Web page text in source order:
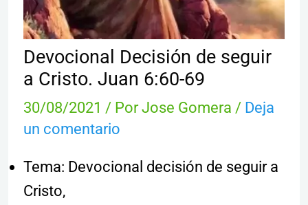
Devocional Decisión de seguir
a Cristo. Juan 6:60-69
30/08/2021 / PorJose Gomera / Deja
un comentario
Tema: Devocional decisión de seguir a
Cristo,